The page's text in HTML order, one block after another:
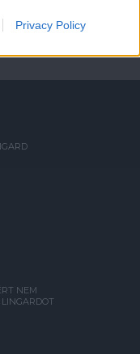
Privacy Policy
NEM